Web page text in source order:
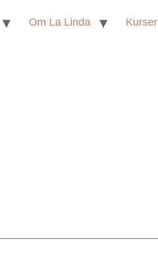
Om La Linda Kurser